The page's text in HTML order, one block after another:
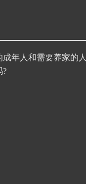
年人和需要养家的人
?